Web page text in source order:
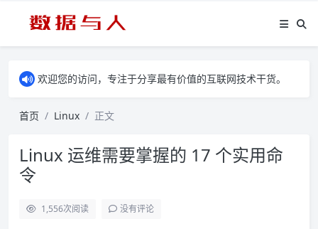
欢迎您的访问，专注于分享最有价值的互联网技术干货。
首页 Linux 正文
Linux 运维需要掌握的 17 个实用命
令
1,556次阅读 没有评论